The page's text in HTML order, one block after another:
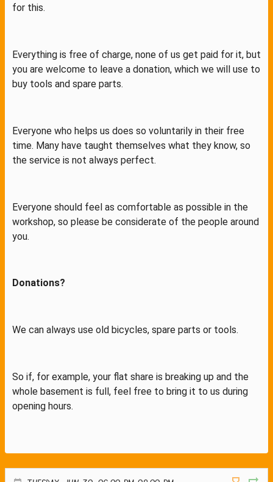
for this.
Everything is free of charge, none of us get paid for it, but
you are welcome to leave a donation, which we will use to
buy tools and spare parts.
Everyone who helps us does so voluntarily in their free
time. Many have taught themselves what they know, so
the service is not always perfect.
Everyone should feel as comfortable as possible in the
workshop, so please be considerate of the people around
you.
Donations?
We can always use old bicycles, spare parts or tools.
So if, for example, your flat share is breaking up and the
whole basement is full, feel free to bring it to us during
opening hours.